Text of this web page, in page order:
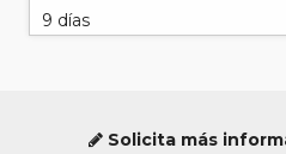
9 días
Solicita más